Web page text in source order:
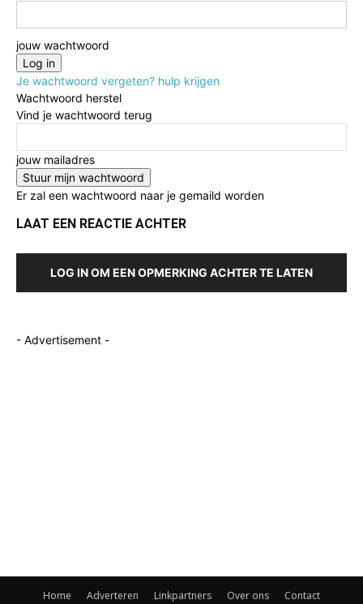
jouw wachtwoord
Je wachtwoord vergeten? hulp krijgen
Wachtwoord herstel
Vind je wachtwoord terug
jouw mailadres
Er zal een wachtwoord naar je gemaild worden
LAAT EEN REACTIE ACHTER
LOG IN OM EEN OPMERKING ACHTER TE LATEN
- Advertisement -
Home Adverteren Linkpartners Over ons Contact